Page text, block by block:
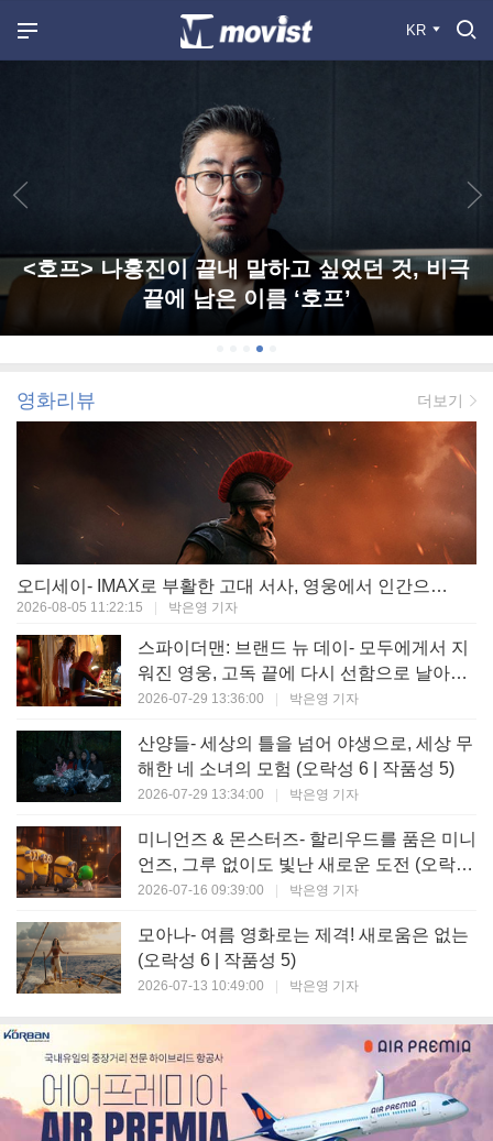
KR
<호프> 나홍진이 끝내 말하고 싶었던 것, 비극
끝에 남은 이름 ‘호프’
영화리뷰 더보기
오디세이- IMAX로 부활한 고대 서사, 영웅에서 인간으로의 귀환 (오락성 9 | 작품성 9)
2026-08-05 11:22:15 박은영 기자
스파이더맨: 브랜드 뉴 데이- 모두에게서 지
워진 영웅, 고독 끝에 다시 선함으로 날아오
르다 (오락성 8 | 작품성 8)
2026-07-29 13:36:00 박은영 기자
산양들- 세상의 틀을 넘어 야생으로, 세상 무
해한 네 소녀의 모험 (오락성 6 | 작품성 5)
2026-07-29 13:34:00 박은영 기자
미니언즈 & 몬스터즈- 할리우드를 품은 미니
언즈, 그루 없이도 빛난 새로운 도전 (오락성
7 | 작품성 6)
2026-07-16 09:39:00 박은영 기자
모아나- 여름 영화로는 제격! 새로움은 없는
(오락성 6 | 작품성 5)
2026-07-13 10:49:00 박은영 기자